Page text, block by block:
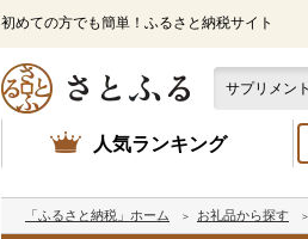
初めての方でも簡単！ふるさと納税サイト
人気ランキング
「ふるさと納税」ホーム お礼品から探す